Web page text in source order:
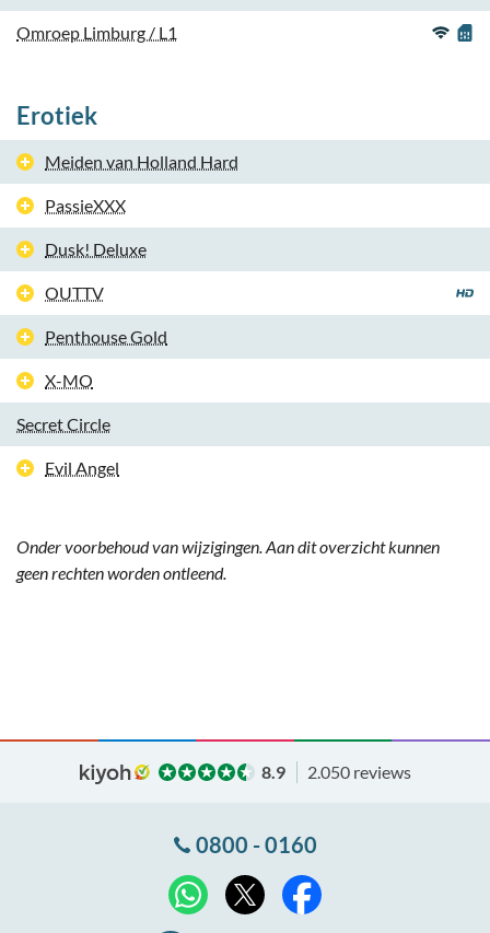
Omroep Limburg / L1
Erotiek
Meiden van Holland Hard
PassieXXX
Dusk! Deluxe
OUTTV
Penthouse Gold
X-MO
Secret Circle
Evil Angel
Onder voorbehoud van wijzigingen. Aan dit overzicht kunnen
geen rechten worden ontleend.
8.9 2.050 reviews
0800 - 0160
WhatsApp